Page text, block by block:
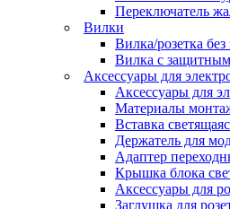
Переключатель
Вилки
Вилка/розетка
Вилка с
Аксессуары для
Аксессуары для
Материалы
Вставка
Держатель для
Адаптер
Крышка блока
Аксессуары для
Заглушка для